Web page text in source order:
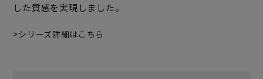
した質感を実現しました。
シリーズ詳細はこちら